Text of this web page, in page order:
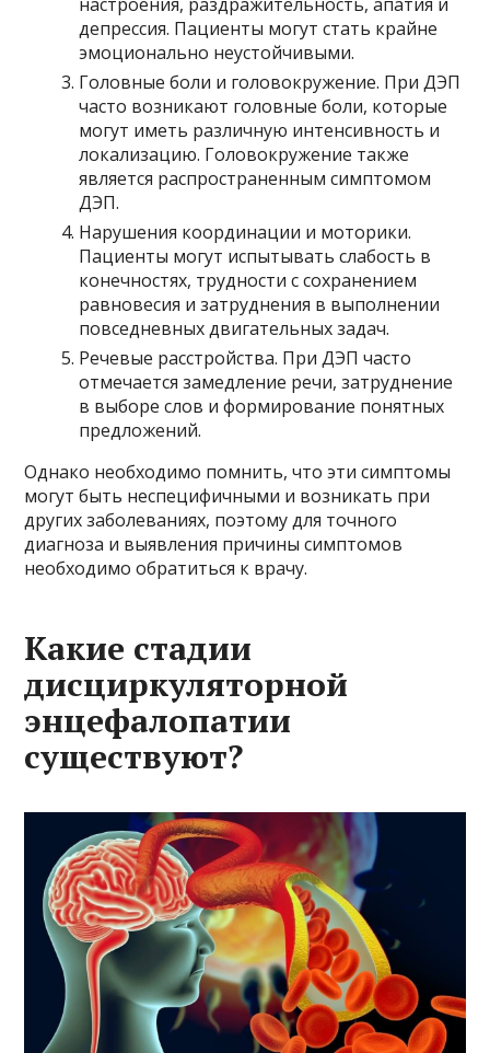
настроения, раздражительность, апатия и
депрессия. Пациенты могут стать крайне
эмоционально неустойчивыми.
Головные боли и головокружение. При ДЭП
часто возникают головные боли, которые
могут иметь различную интенсивность и
локализацию. Головокружение также
является распространенным симптомом
ДЭП.
Нарушения координации и моторики.
Пациенты могут испытывать слабость в
конечностях, трудности с сохранением
равновесия и затруднения в выполнении
повседневных двигательных задач.
Речевые расстройства. При ДЭП часто
отмечается замедление речи, затруднение
в выборе слов и формирование понятных
предложений.
Однако необходимо помнить, что эти симптомы
могут быть неспецифичными и возникать при
других заболеваниях, поэтому для точного
диагноза и выявления причины симптомов
необходимо обратиться к врачу.
Какие стадии
дисциркуляторной
энцефалопатии
существуют?